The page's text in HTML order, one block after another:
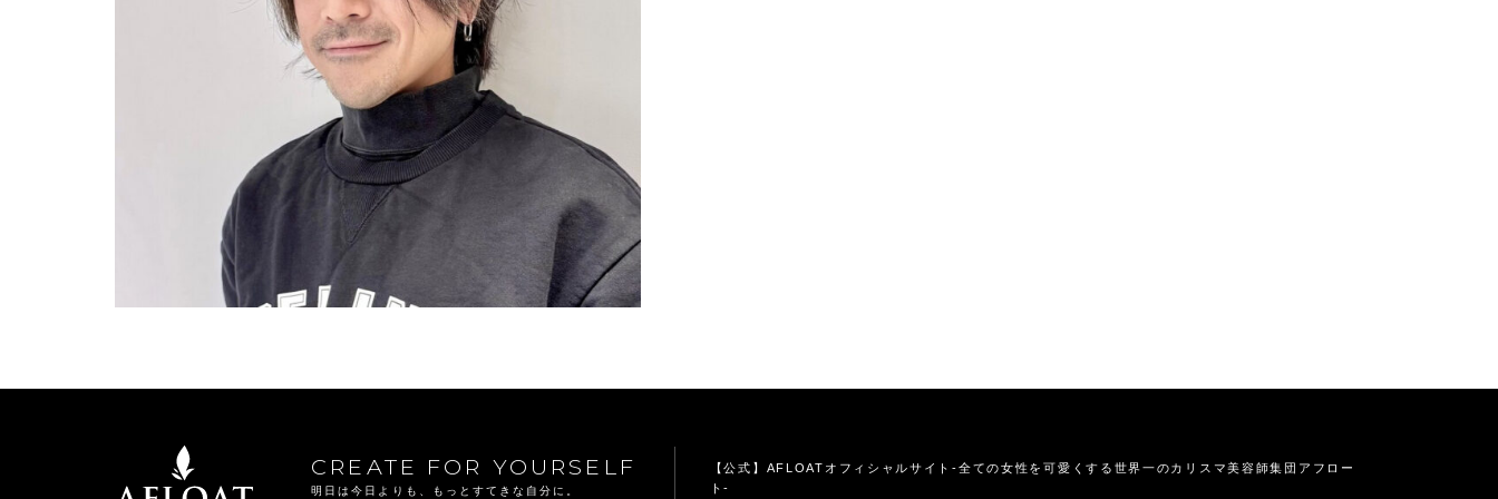
CREATE FOR YOURSELF
明日は今日よりも、もっとすてきな自分に。
【公式】AFLOATオフィシャルサイト-全ての女性を可愛くする 世界一のカリスマ美容師集団アフロー
ト-